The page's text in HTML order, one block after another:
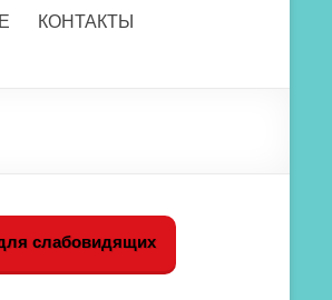
КОНТАКТЫ
слабовидящих